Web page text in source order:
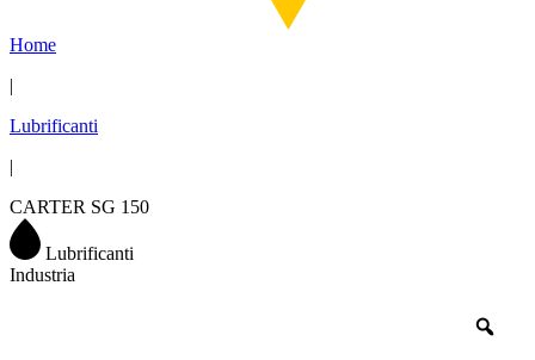
Home
|
Lubrificanti
|
CARTER SG 150
Lubrificanti
Industria